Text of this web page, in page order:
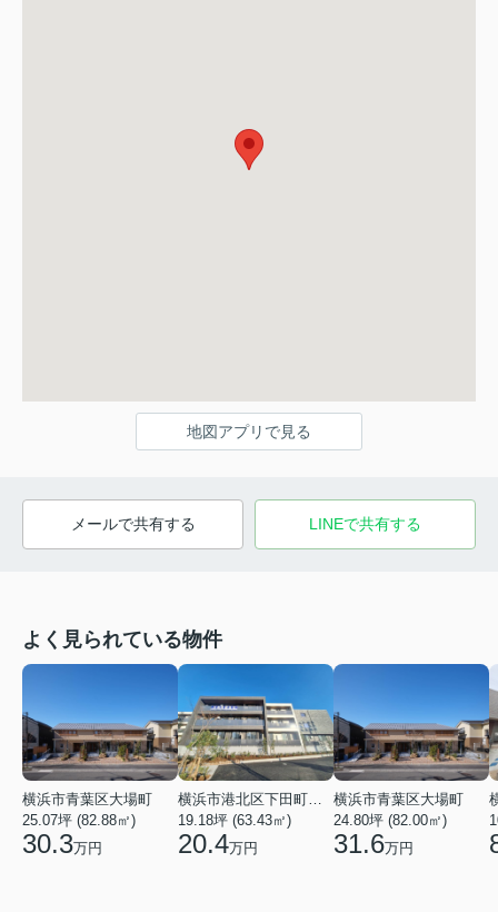
地図アプリで見る
メールで共有する LINEで共有する
よく見られている物件
横浜市青葉区大場町
25.07坪 (82.88㎡)
30.3万円
19.18坪 (63.43㎡)
20.4万円
横浜市青葉区大場町
24.80坪 (82.00㎡)
31.6万円